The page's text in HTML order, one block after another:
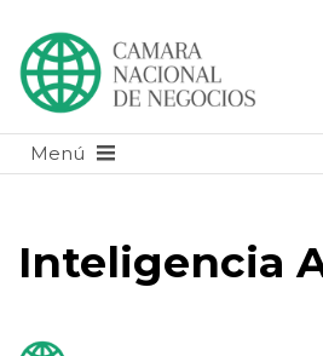
Inteligencia